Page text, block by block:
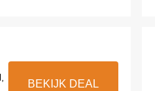
BEKIJK DEAL